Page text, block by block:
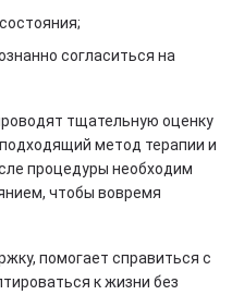
согласиться на
тщательную оценку
метод терапии и
процедуры необходим
чтобы вовремя
помогает справиться с
к жизни без